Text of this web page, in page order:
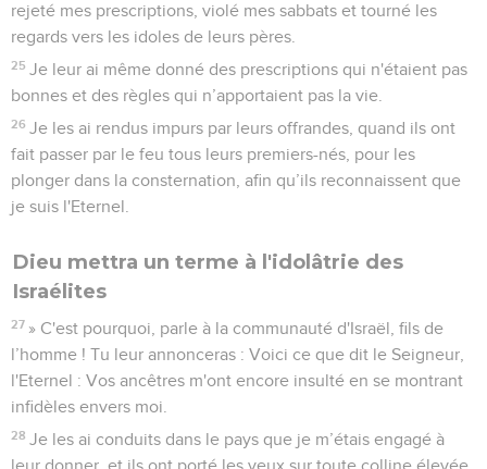
rejeté mes prescriptions, violé mes sabbats et tourné les
regards vers les idoles de leurs pères.
25 Je leur ai même donné des prescriptions qui n'étaient pas
bonnes et des règles qui n’apportaient pas la vie.
26 Je les ai rendus impurs par leurs offrandes, quand ils ont
fait passer par le feu tous leurs premiers-nés, pour les
plonger dans la consternation, afin qu’ils reconnaissent que
je suis l'Eternel.
Dieu mettra un terme à l'idolâtrie des
Israélites
27 » C'est pourquoi, parle à la communauté d'Israël, fils de
l’homme ! Tu leur annonceras : Voici ce que dit le Seigneur,
l'Eternel : Vos ancêtres m'ont encore insulté en se montrant
infidèles envers moi.
28 Je les ai conduits dans le pays que je m’étais engagé à
leur donner, et ils ont porté les yeux sur toute colline élevée